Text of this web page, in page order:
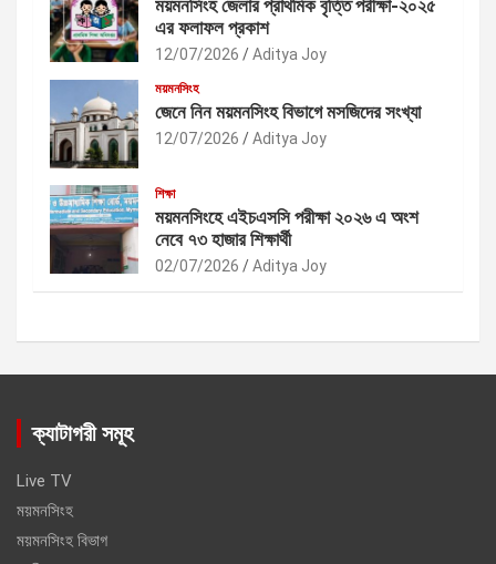
ময়মনসিংহ জেলার প্রাথমিক বৃত্তি পরীক্ষা-২০২৫
এর ফলাফল প্রকাশ
12/07/2026 Aditya Joy
ময়মনসিংহ
জেনে নিন ময়মনসিংহ বিভাগে মসজিদের সংখ্যা
12/07/2026 Aditya Joy
শিক্ষা
ময়মনসিংহে এইচএসসি পরীক্ষা ২০২৬ এ অংশ
নেবে ৭৩ হাজার শিক্ষার্থী
02/07/2026 Aditya Joy
ক্যাটাগরী সমূহ
Live TV
ময়মনসিংহ
ময়মনসিংহ বিভাগ